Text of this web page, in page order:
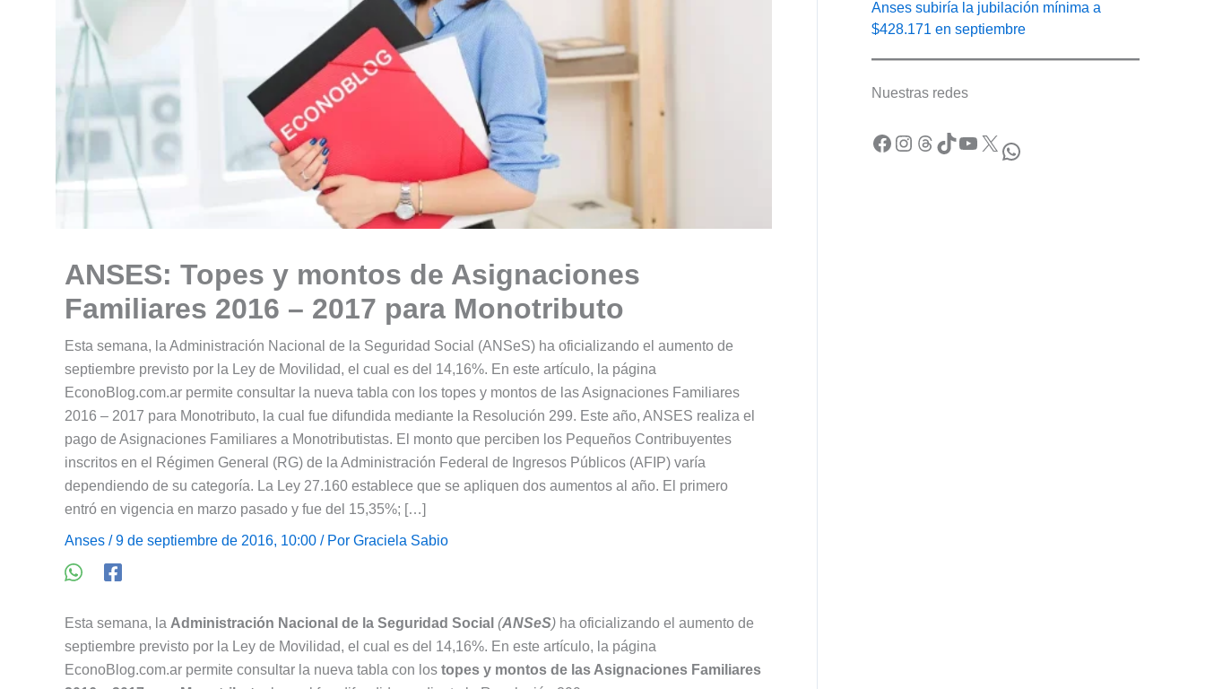
ANSES: Topes y montos de Asignaciones
Familiares 2016 – 2017 para Monotributo
Esta semana, la Administración Nacional de la Seguridad Social (ANSeS) ha oficializando el aumento de
septiembre previsto por la Ley de Movilidad, el cual es del 14,16%. En este artículo, la página
EconoBlog.com.ar permite consultar la nueva tabla con los topes y montos de las Asignaciones Familiares
2016 – 2017 para Monotributo, la cual fue difundida mediante la Resolución 299. Este año, ANSES realiza el
pago de Asignaciones Familiares a Monotributistas. El monto que perciben los Pequeños Contribuyentes
inscritos en el Régimen General (RG) de la Administración Federal de Ingresos Públicos (AFIP) varía
dependiendo de su categoría. La Ley 27.160 establece que se apliquen dos aumentos al año. El primero
entró en vigencia en marzo pasado y fue del 15,35%; […]
Anses / 9 de septiembre de 2016, 10:00 / Por Graciela Sabio
Esta semana, la Administración Nacional de la Seguridad Social (ANSeS) ha oficializando el aumento de
septiembre previsto por la Ley de Movilidad, el cual es del 14,16%. En este artículo, la página
EconoBlog.com.ar permite consultar la nueva tabla con los topes y montos de las Asignaciones Familiares
Anses subiría la jubilación mínima a
$428.171 en septiembre
Nuestras redes
Facebook Instagram Threads TikTok YouTube X WhatsApp